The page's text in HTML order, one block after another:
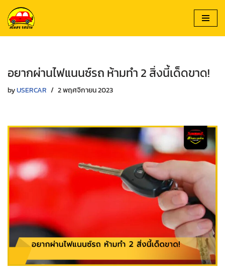
Skip
to
อยากผ่านไฟแนนซ์รถ ห้ามทำ 2 สิ่งนี้เด็ดขาด!
byUSERCAR 2 พฤศจิกายน 2023